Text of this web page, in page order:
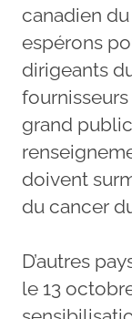
canadien
espérons
dirigeants
grand
doivent
du cancer
D’autres
le 13